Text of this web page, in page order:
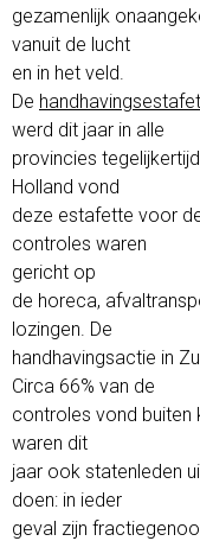
gezamenlijk
vanuit de lucht
en in het veld.
De
werd dit jaar in alle
provincies
Holland vond
deze estafette voor
controles waren
gericht op
de horeca,
lozingen. De
handhavingsactie in
Circa 66% van de
controles vond buiten
waren dit
jaar ook statenleden
doen: in ieder
geval zijn